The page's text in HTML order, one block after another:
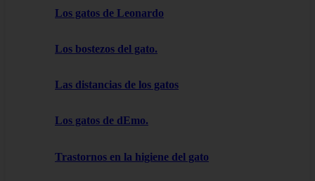
Los gatos de Leonardo
Los bostezos del gato.
Las distancias de los gatos
Los gatos de dEmo.
Trastornos en la higiene del gato